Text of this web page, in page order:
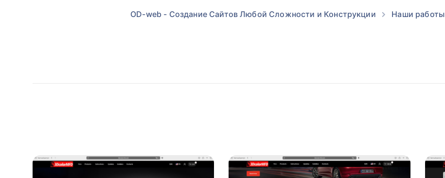
OD-web - Создание Сайтов Любой Сложности и Конструкции Наши работы